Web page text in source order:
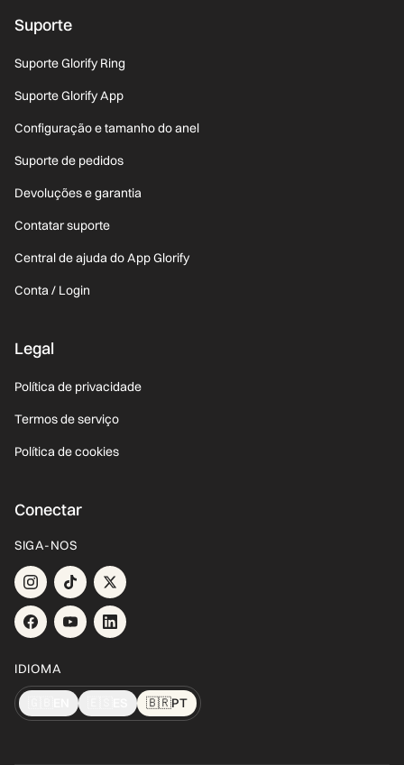
Suporte
Suporte Glorify Ring
Suporte Glorify App
Configuração e tamanho do anel
Suporte de pedidos
Devoluções e garantia
Contatar suporte
Central de ajuda do App Glorify
Conta / Login
Legal
Política de privacidade
Termos de serviço
Política de cookies
Conectar
SIGA-NOS
IDIOMA
🇧🇷PT